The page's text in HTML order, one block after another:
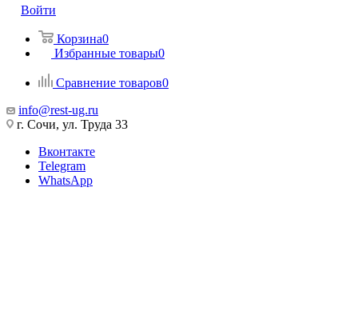
Войти
Корзина0
Избранные товары0
Сравнение товаров0
info@rest-ug.ru
г. Сочи, ул. Труда 33
Вконтакте
Telegram
WhatsApp